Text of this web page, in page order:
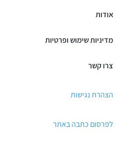
אודות
מדיניות שימוש ופרטיות
צרו קשר
הצהרת נגישות
לפרסום כתבה באתר